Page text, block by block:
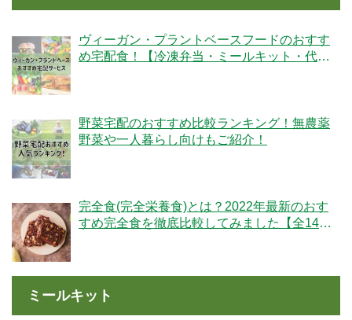
ヴィーガン・プラントベースフードのおすす
め宅配食！【冷凍弁当・ミールキット・代替
野菜宅配のおすすめ比較ランキング！無農薬
野菜や一人暮らし向けもご紹介！
完全食(完全栄養食)とは？2022年最新のおす
すめ完全食を徹底比較してみました【全14
ミールキット